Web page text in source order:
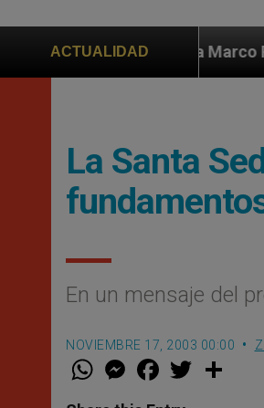
ACTUALIDAD
a Marco Rubio ante
La Santa
En un mensaje del
NOVIEMBRE 17, 2003 00:00
W M
e
F
a w